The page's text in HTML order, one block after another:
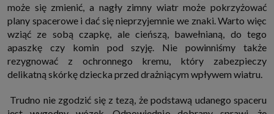
Na naszych stronach używamy znaczników internetowych takich jak pliki
np. cookie lub local storage do zbierania i przetwarzania danych
osobowych w celu personalizowania treści i reklam oraz analizowania
ruchu na stronach, aplikacjach i w Internecie. W ten sposób technologię tę
wykorzystują również podmioty z Grupy SAGIER oraz nasi Zaufani
Partnerzy, którzy także chcą dopasowywać reklamy do Twoich preferencji.
Cookies to dane informatyczne zapisywane w plikach i przechowywane na
Twoim urządzeniu końcowym (tj. twój komputer, tablet, smartphone itp.),
które przeglądarka wysyła do serwera przy każdorazowym wejściu na
Szczegółową informację na temat plików cookie i ich funkcjonowania
znajdzieszpod tym linkiem
. Pod tym linkiem znajdziesz także informację
może się zmienić, a nagły zimny wiatr może pokrzyżować
plany spacerowe i dać się nieprzyjemnie we znaki. Warto więc
wziąć ze sobą czapkę, ale cieńszą, bawełnianą, do tego
apaszkę czy komin pod szyję. Nie powinniśmy także
rezygnować z ochronnego kremu, który zabezpieczy
delikatną skórkę dziecka przed drażniącym wpływem wiatru.
Trudno nie zgodzić się z tezą, że podstawą udanego spaceru